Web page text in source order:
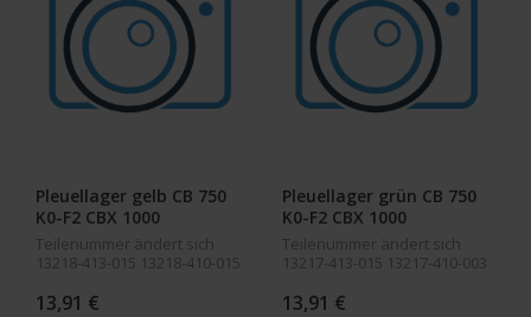
Pleuellager gelb CB 750
K0-F2 CBX 1000
Teilenummer ändert sich
13218-413-015 13218-410-015
13,91 €
Pleuellager grün CB 750
K0-F2 CBX 1000
Teilenummer ändert sich
13217-413-015 13217-410-003
13,91 €